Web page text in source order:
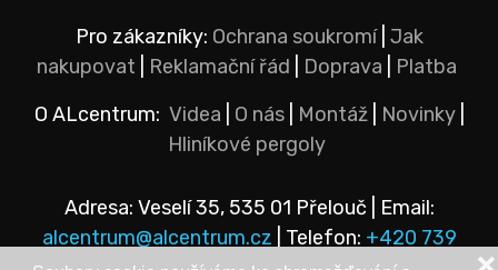
Pro zákazníky: Ochrana soukromí| Jak
nakupovat
Reklamační řád Doprava
Platba
O ALcentrum: Videa O nás| Montáž| Novinky|
Hliníkové pergoly
Adresa: Veselí 35, 535 01 Přelouč | Email:
alcentrum@alcentrum.cz
| Telefon: +420 739